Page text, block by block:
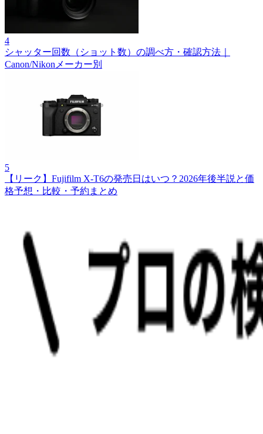
4
シャッター回数（ショット数）の調べ方・確認方法｜
Canon/Nikonメーカー別
5
【リーク】Fujifilm X‑T6の発売日はいつ？2026年後半説と価
格予想・比較・予約まとめ